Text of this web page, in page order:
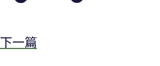
下一篇